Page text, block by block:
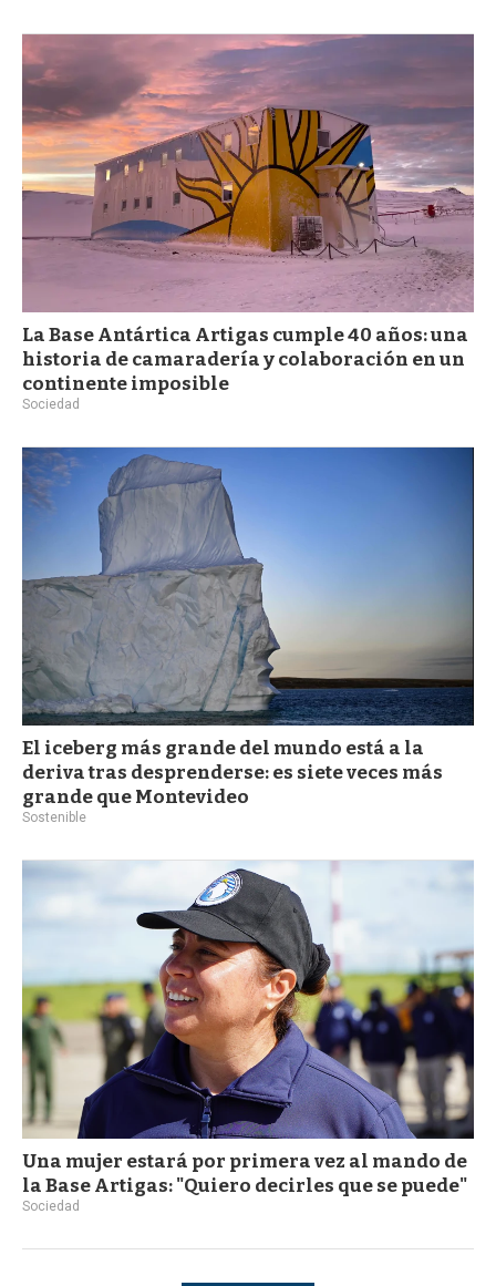
La Base Antártica Artigas cumple 40 años: una
historia de camaradería y colaboración en un
continente imposible
Sociedad
El iceberg más grande del mundo está a la
deriva tras desprenderse: es siete veces más
grande que Montevideo
Sostenible
Una mujer estará por primera vez al mando de
la Base Artigas: "Quiero decirles que se puede"
Sociedad